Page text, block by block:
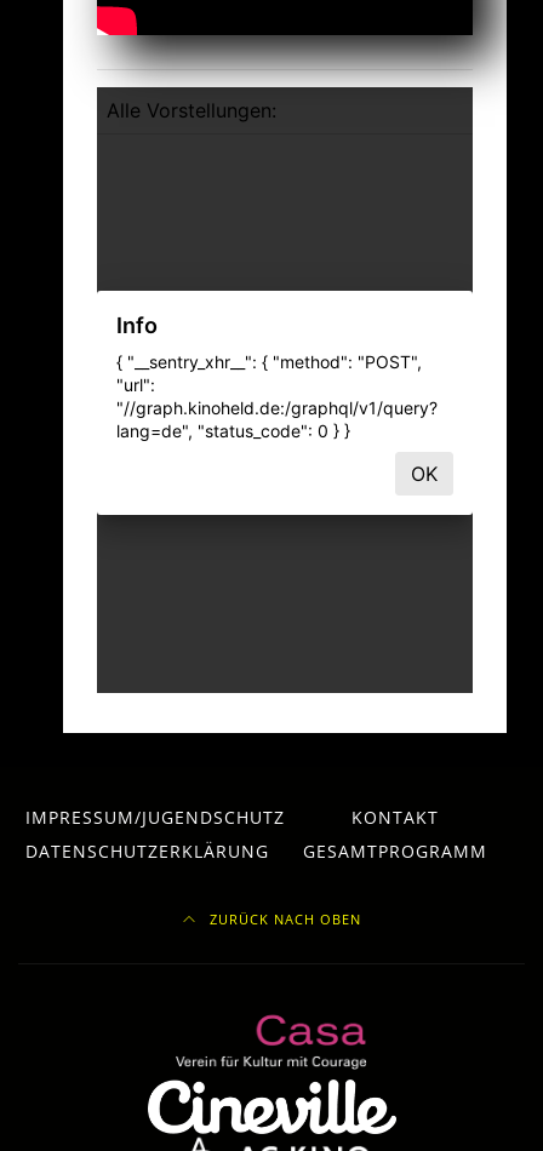
IMPRESSUM/JUGENDSCHUTZ
KONTAKT
DATENSCHUTZERKLÄRUNG
GESAMTPROGRAMM
ZURÜCK NACH OBEN